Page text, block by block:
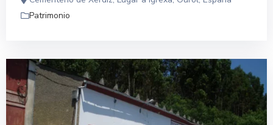
Patrimonio